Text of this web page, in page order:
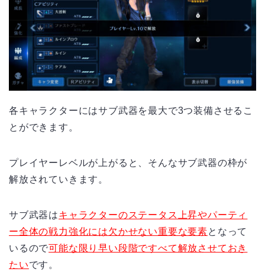
各キャラクターにはサブ武器を最大で3つ装備させるこ
とができます。
プレイヤーレベルが上がると、そんなサブ武器の枠が
解放されていきます。
サブ武器はキャラクターのステータス上昇やパーティ
ー全体の戦力強化には欠かせない重要な要素となって
いるので可能な限り早い段階ですべて解放させておき
たいです。